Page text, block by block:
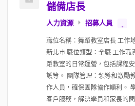
度 2. 每年都會有調
確認隔年調整幅度)
將近一年就有機會
有一次調整的可能
要看個人績效表現
2 年後 (工程師大概
會拿超過當初談的
間)，而且可能會超
效)，所以通常他們
儲備店長
人力資源 招募人員 ...
職位名稱：舞蹈教室店長 工作
新北市 職位類型：全職 工作職
蹈教室的日常運營，包括課程
護等。 團隊管理：領導和激勵
作人員，確保團隊協作順利。
客戶服務，解決學員和家長的